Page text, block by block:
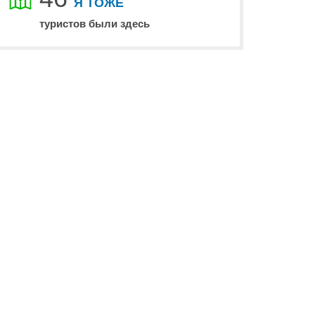
Я ТОЖЕ
туристов были здесь